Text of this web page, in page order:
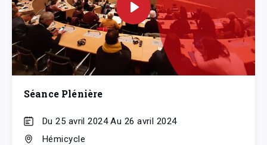
Séance Plénière
Du 25 avril 2024 Au 26 avril 2024
Hémicycle